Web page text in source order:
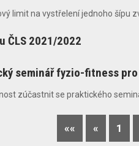
limit na vystřelení jednoho šípu
ČLS 2021/2022
seminář fyzio-fitness
zúčastnit se praktického
«« « 1